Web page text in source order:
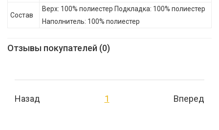
Состав
Верх: 100% полиестер Подкладка: 100% полиестер
Наполнитель: 100% полиестер
Отзывы покупателей (0)
Назад 1 Вперед